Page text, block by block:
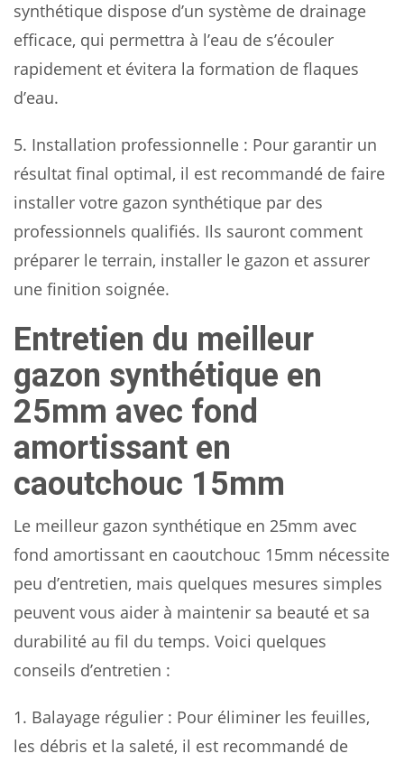
synthétique dispose d’un système de drainage
efficace, qui permettra à l’eau de s’écouler
rapidement et évitera la formation de flaques
d’eau.
5. Installation professionnelle : Pour garantir un
résultat final optimal, il est recommandé de faire
installer votre gazon synthétique par des
professionnels qualifiés. Ils sauront comment
préparer le terrain, installer le gazon et assurer
une finition soignée.
Entretien du meilleur
gazon synthétique en
25mm avec fond
amortissant en
caoutchouc 15mm
Le meilleur gazon synthétique en 25mm avec
fond amortissant en caoutchouc 15mm nécessite
peu d’entretien, mais quelques mesures simples
peuvent vous aider à maintenir sa beauté et sa
durabilité au fil du temps. Voici quelques
conseils d’entretien :
1. Balayage régulier : Pour éliminer les feuilles,
les débris et la saleté, il est recommandé de